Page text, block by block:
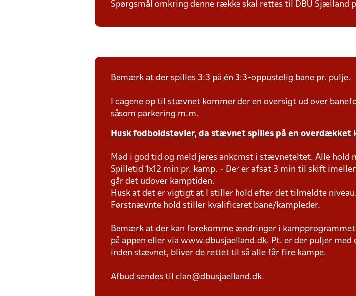
Spørgsmål omkring denne række skal rettes til DBU Sjælland
Bemærk at der spilles 3:3 på én 3:3-oppustelig bane pr. pulje.
I dagene op til stævnet kommer der en oversigt ud over
såsom parkering m.m.
Husk fodboldstøvler, da stævnet spilles på en overdækket
Mød i god tid og meld jeres ankomst i stævneteltet. Alle
Spilletid 1x12 min pr. kamp. - Der er afsat 3 min til skift
går det udover kamptiden.
Husk at det er vigtigt at I stiller hold efter det tilmeldte niveau.
Førstnævnte hold stiller kvalificeret bane/kampleder.
Bemærk at der kan forekomme ændringer i
på appen eller via www.dbusjaelland.dk. Pt. er der puljer
inden stævnet, bliver de rettet til så alle får fire kampe.
Afbud sendes til clan@dbusjaelland.dk.